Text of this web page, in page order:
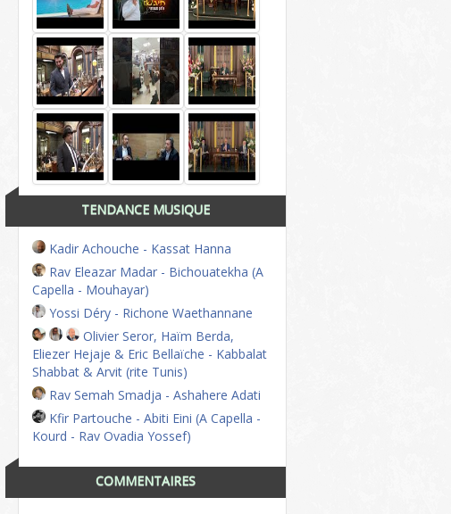
TENDANCE MUSIQUE
Kadir Achouche - Kassat Hanna
Rav Eleazar Madar - Bichouatekha (A
Capella - Mouhayar)
Yossi Déry - Richone Waethannane
Olivier Seror, Haïm Berda,
Eliezer Hejaje & Eric Bellaïche - Kabbalat
Shabbat & Arvit (rite Tunis)
Rav Semah Smadja - Ashahere Adati
Kfir Partouche - Abiti Eini (A Capella -
Kourd - Rav Ovadia Yossef)
COMMENTAIRES